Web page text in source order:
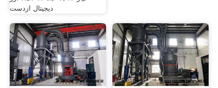
دیجیتال ازدست